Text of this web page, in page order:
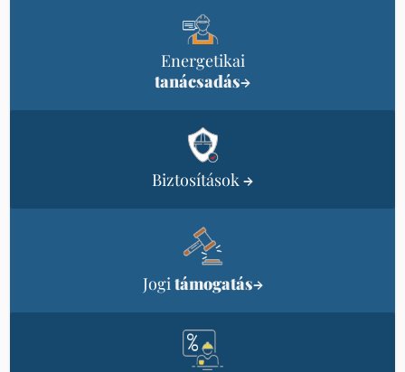
Energetikai
tanácsadás→
Biztosítások →
Jogitámogatás→